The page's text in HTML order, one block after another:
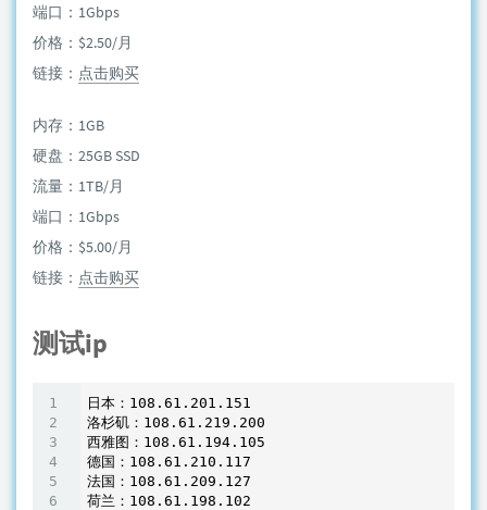
端口：1Gbps
价格：$2.50/月
链接： 点击购买
内存：1GB
硬盘：25GB SSD
流量：1TB/月
端口：1Gbps
价格：$5.00/月
链接： 点击购买
测试ip
日本：108 .61 .201 .151
洛杉矶：108 .61 .219 .200
西雅图：108 .61 .194 .105
德国：108 .61 .210 .117
法国：108 .61 .209 .127
荷兰：108 .61 .198 .102